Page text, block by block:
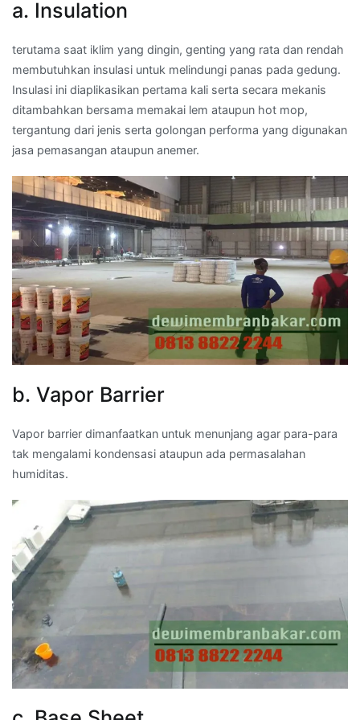
a. Insulation
terutama saat iklim yang dingin, genting yang rata dan rendah
membutuhkan insulasi untuk melindungi panas pada gedung.
Insulasi ini diaplikasikan pertama kali serta secara mekanis
ditambahkan bersama memakai lem ataupun hot mop,
tergantung dari jenis serta golongan performa yang digunakan
jasa pemasangan ataupun anemer.
b. Vapor Barrier
Vapor barrier dimanfaatkan untuk menunjang agar para-para
tak mengalami kondensasi ataupun ada permasalahan
humiditas.